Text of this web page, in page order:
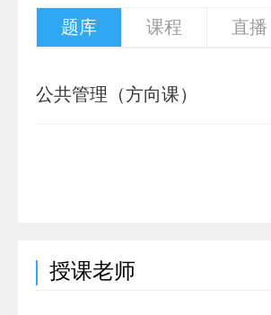
题库 课程 直播
公共管理（方向课）
授课老师